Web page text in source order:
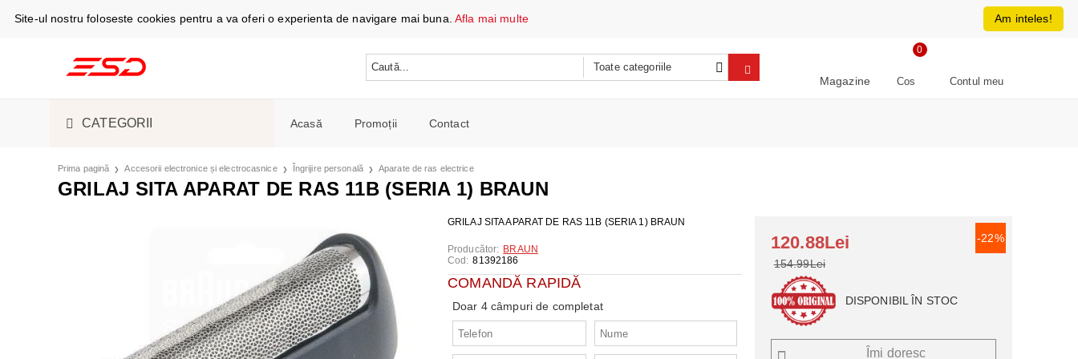
RON
Magazine Cos
0
Contul meu
CATEGORII
TELEFOANE ȘI TABLETE CABLURI DE DATE ȘI ÎNCĂRCARE
ÎNCĂRCĂTOARE
HUSE, CAPACE TELEFOANE ȘI TABLETE
ACUMULATORI PORTABILI
ÎNCĂRCARE WIRELESS
CĂȘTI
ASPIRATOARE
ESPRESSOARE ȘI CAFETIERE
ÎNGRIJIRE PERSONALĂ
FRIGIDERE SI COMBINE FRIGORIFICE
Espressoare
Masini de spalat si Uscatoare
Camere foto și video
Aer condiționat
Frigidere și combine
frigorifice
Stații și mașini de călcat
Cuptoare cu microunde
LICHIDARE STOC
SUVENIRURI
Acasă Promoții Contact
Prima pagină Accesorii electronice și electrocasnice Îngrijire personală Aparate de ras electrice
GRILAJ SITA APARAT DE RAS 11B (SERIA 1) BRAUN
GRILAJ SITA APARAT DE RAS 11B (SERIA 1) BRAUN
Producător: BRAUN
Cod: 81392186
COMANDĂ RAPIDĂ
Doar 4 câmpuri de completat
-22%
120.88Lei
154.99Lei
DISPONIBIL ÎN STOC
Îmi doresc
Am inteles!
Site-ul nostru foloseste cookies pentru a va oferi o experienta de navigare mai buna.Afla mai multe